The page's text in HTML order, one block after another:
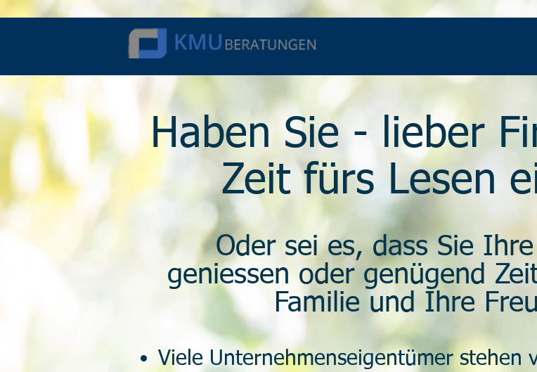
Haben Sie - lieber
Zeit fürs Lesen
Oder sei es, dass Sie
geniessen oder genügend
Familie und Ihre
Viele Unternehmenseigentümer stehen